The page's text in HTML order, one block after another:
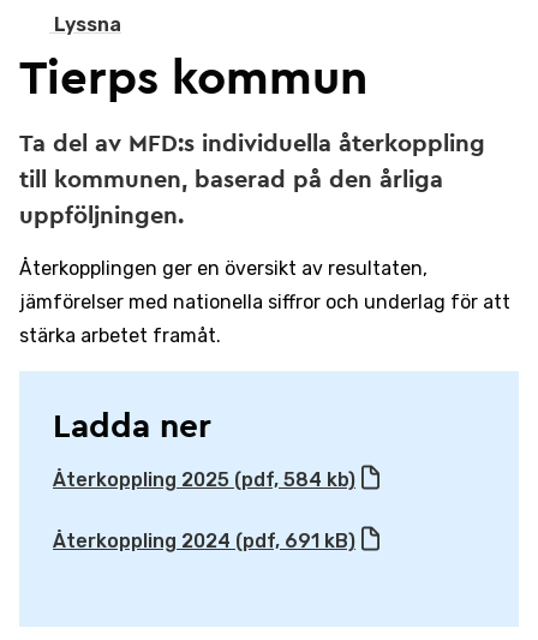
Lyssna
Tierps kommun
Ta del av MFD:s individuella återkoppling
till kommunen, baserad på den årliga
uppföljningen.
Återkopplingen ger en översikt av resultaten,
jämförelser med nationella siffror och underlag för att
stärka arbetet framåt.
Ladda ner
Återkoppling 2025 (pdf, 584 kb)
Återkoppling 2024 (pdf, 691 kB)